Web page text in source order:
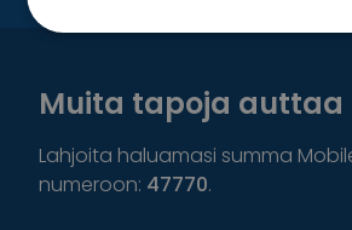
Muita tapoja auttaa
Lahjoita haluamasi summa
numeroon: 47770.